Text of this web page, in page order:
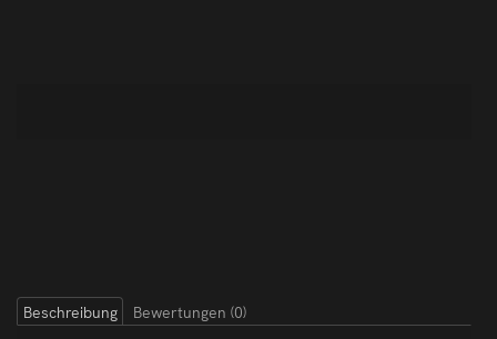
Beschreibung Bewertungen (0)